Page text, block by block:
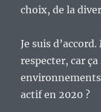
choix, de la
Je suis
respecter, car
actif en 2020 ?